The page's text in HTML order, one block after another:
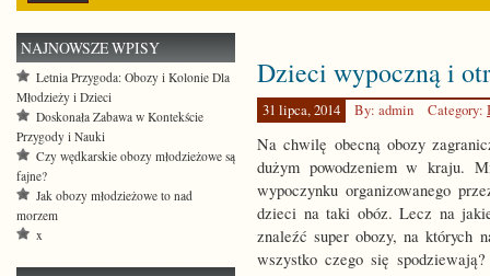
Dzieci wypoczną i
31 lipca, 2014 By: admin Category:
Na chwilę obecną obozy
dużym powodzeniem w kraju.
wypoczynku organizowanego
dzieci na taki obóz. Lecz na
znaleźć super obozy, na których
wszystko czego się
NAJNOWSZE WPISY
Letnia Przygoda: Obozy i Kolonie Dla
Młodzieży i Dzieci
Doskonała Zabawa w Kontekście
Przygody i Nauki
Czy wędkarskie obozy młodzieżowe są
fajne?
Jak obozy młodzieżowe to nad
morzem
x